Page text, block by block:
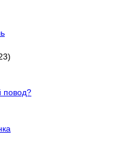
повод?